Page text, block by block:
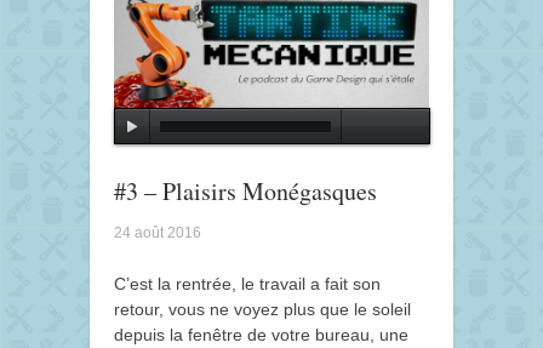
#3 – Plaisirs Monégasques
24 août 2016
C’est la rentrée, le travail a fait son
retour, vous ne voyez plus que le soleil
depuis la fenêtre de votre bureau, une